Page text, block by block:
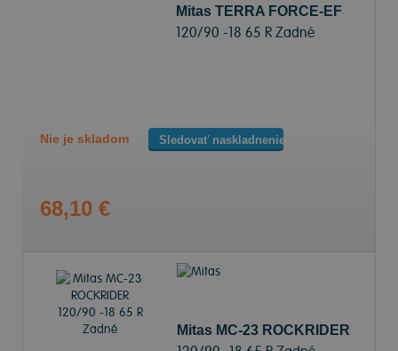
Mitas TERRA FORCE-EF
120/90 -18 65 R Zadné
Nie je skladom Sledovať naskladnenie
68,10 €
Mitas MC-23 ROCKRIDER